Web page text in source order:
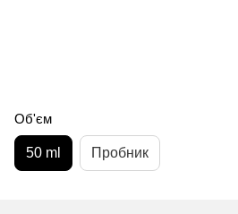
Об'єм
50 ml Пробник